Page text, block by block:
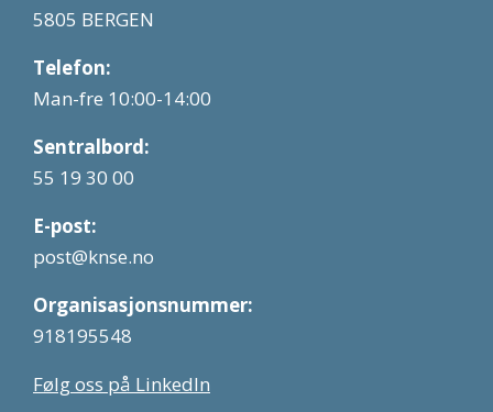
5805 BERGEN
Telefon:
Man-fre 10:00-14:00
Sentralbord:
55 19 30 00
E-post:
post@knse.no
Organisasjonsnummer:
918195548
Følg oss på LinkedIn